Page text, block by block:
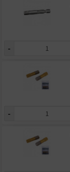
-
-